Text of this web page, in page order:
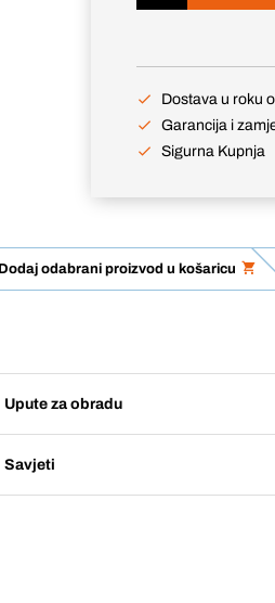
Dostava u roku
Garancija i
Sigurna Kupnja
Dodaj odabrani proizvod u košaricu
Upute za obradu
Savjeti